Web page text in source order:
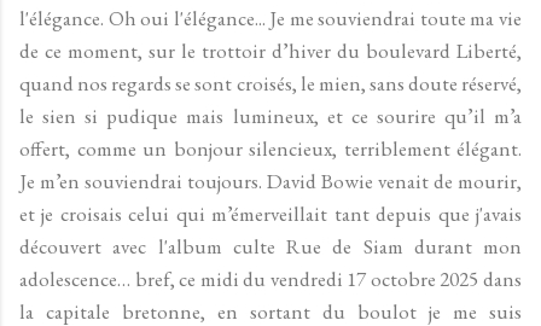
l'élégance. Oh oui l'élégance... Je me souviendrai toute ma vie
de ce moment, sur le trottoir d’hiver du boulevard Liberté,
quand nos regards se sont croisés, le mien, sans doute réservé,
le sien si pudique mais lumineux, et ce sourire qu’il m’a
offert, comme un bonjour silencieux, terriblement élégant.
Je m’en souviendrai toujours. David Bowie venait de mourir,
et je croisais celui qui m’émerveillait tant depuis que j'avais
découvert avec l'album culte Rue de Siam durant mon
adolescence… bref, ce midi du vendredi 17 octobre 2025 dans
la capitale bretonne, en sortant du boulot je me suis